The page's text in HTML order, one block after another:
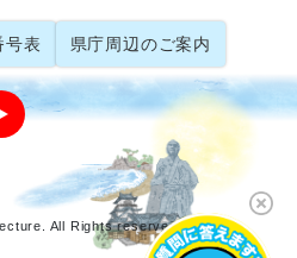
号表 県庁周辺のご案内
All Rights reserved.